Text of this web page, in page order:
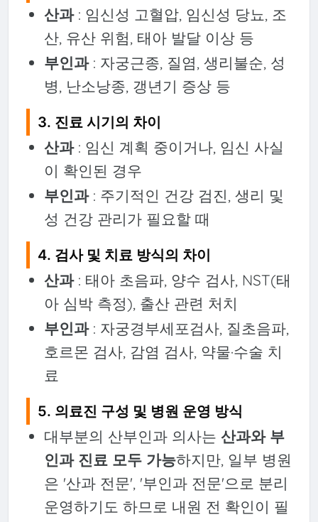
산과 : 임신성 고혈압, 임신성 당뇨, 조
산, 유산 위험, 태아 발달 이상 등
부인과 : 자궁근종, 질염, 생리불순, 성
병, 난소낭종, 갱년기 증상 등
3. 진료 시기의 차이
산과 : 임신 계획 중이거나, 임신 사실
이 확인된 경우
부인과 : 주기적인 건강 검진, 생리 및
성 건강 관리가 필요할 때
4. 검사 및 치료 방식의 차이
산과 : 태아 초음파, 양수 검사, NST(태
아 심박 측정), 출산 관련 처치
부인과 : 자궁경부세포검사, 질초음파,
호르몬 검사, 감염 검사, 약물·수술 치
료
5. 의료진 구성 및 병원 운영 방식
대부분의 산부인과 의사는 산과와 부
인과 진료 모두 가능하지만, 일부 병원
은 '산과 전문', '부인과 전문'으로 분리
운영하기도 하므로 내원 전 확인이 필